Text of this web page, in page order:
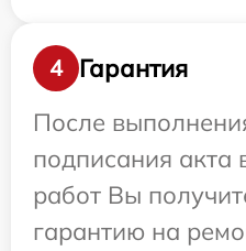
4
Гарантия
После
подписания
работ Вы
гарантию на